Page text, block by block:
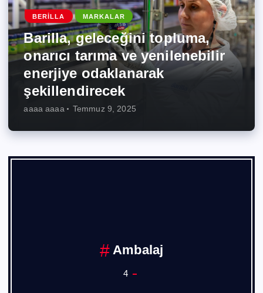
BERILLA MARKALAR
Barilla, geleceğini topluma,
onarıcı tarıma ve yenilenebilir
enerjiye odaklanarak
şekillendirecek
aaaa aaaa Temmuz 9, 2025
Ambalaj
4